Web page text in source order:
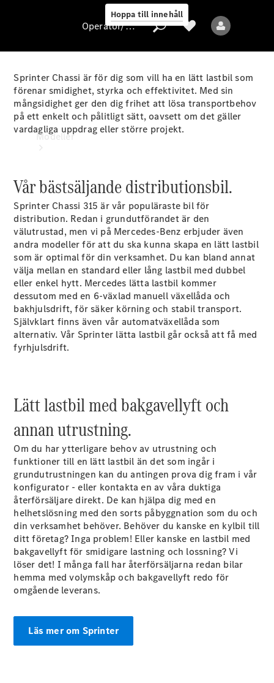
Hoppa till innehåll
Operatör/skydd
av
personuppgifter
Modeller
Alla modeller
Elektriska modeller
Sprinter
Sprinter
Skåpbil
Tourer
Sprinter
Chassi
Sprinter
Chassibil -
dubbelhytt
Sprinter
Flakbil
Konfigurator
Hitta din
Vito
Operatör/skydd av personuppgifter
Sprinter Chassi är för dig som vill ha en lätt lastbil som
förenar smidighet, styrka och effektivitet. Med sin
mångsidighet ger den dig frihet att lösa transportbehov
på ett enkelt och pålitligt sätt, oavsett om det gäller
vardagliga uppdrag eller större projekt.
Vår bästsäljande distributionsbil.
Sprinter Chassi 315 är vår populäraste bil för
distribution. Redan i grundutförandet är den
välutrustad, men vi på Mercedes-Benz erbjuder även
andra modeller för att du ska kunna skapa en lätt lastbil
som är optimal för din verksamhet. Du kan bland annat
välja mellan en standard eller lång lastbil med dubbel
eller enkel hytt. Mercedes lätta lastbil kommer
dessutom med en 6-växlad manuell växellåda och
bakhjulsdrift, för säker körning och stabil transport.
Självklart finns även vår automatväxellåda som
alternativ. Vår Sprinter lätta lastbil går också att få med
fyrhjulsdrift.
Lätt lastbil med bakgavellyft och
annan utrustning.
Om du har ytterligare behov av utrustning och
funktioner till en lätt lastbil än det som ingår i
grundutrustningen kan du antingen prova dig fram i vår
konfigurator - eller kontakta en av våra duktiga
återförsäljare direkt. De kan hjälpa dig med en
helhetslösning med den sorts påbyggnation som du och
din verksamhet behöver. Behöver du kanske en kylbil till
ditt företag? Inga problem! Eller kanske en lastbil med
bakgavellyft för smidigare lastning och lossning? Vi
löser det! I många fall har återförsäljarna redan bilar
hemma med volymskåp och bakgavellyft redo för
omgående leverans.
Läs mer om Sprinter